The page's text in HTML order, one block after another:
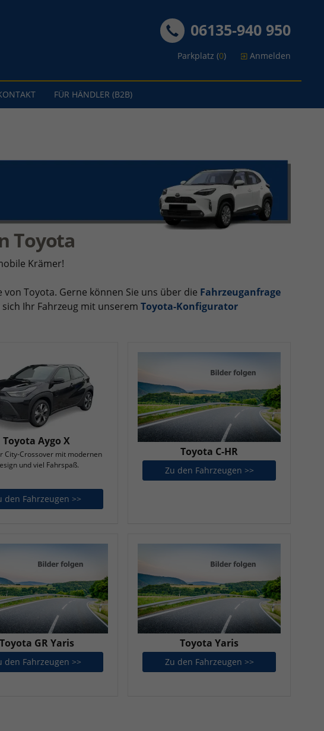
06135-940 950
Parkplatz (0) Anmelden
FÜR HÄNDLER (B2B)
Toyota
Krämer!
Toyota. Gerne können Sie uns über die Fahrzeuganfrage
Ihr Fahrzeug mit unserem Toyota-Konfigurator
Toyota Aygo X
City-Crossover mit modernen
und viel Fahrspaß.
den Fahrzeugen >>
Toyota C-HR
Zu den Fahrzeugen >>
Toyota GR Yaris
den Fahrzeugen >>
Toyota Yaris
Zu den Fahrzeugen >>